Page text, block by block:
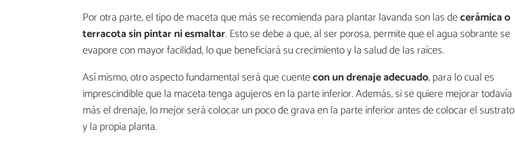
Por otra parte, el tipo de maceta que más se recomienda para plantar lavanda son las decerámica o
terracota sin pintar ni esmaltar. Esto se debe a que, al ser porosa, permite que el agua sobrante se
evapore con mayor facilidad, lo que beneficiará su crecimiento y la salud de las raíces.
Así mismo, otro aspecto fundamental será que cuentecon un drenaje adecuado, para lo cual es
imprescindible que la maceta tenga agujeros en la parte inferior. Además, si se quiere mejorar todavía
más el drenaje, lo mejor será colocar un poco de grava en la parte inferior antes de colocar el sustrato
y la propia planta.